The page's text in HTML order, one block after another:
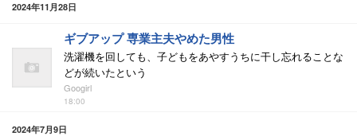
2024年11月28日
ギブアップ 専業主夫やめた男性
洗濯機を回しても、子どもをあやすうちに干し忘れることな
どが続いたという
Googirl
18:00
2024年7月9日